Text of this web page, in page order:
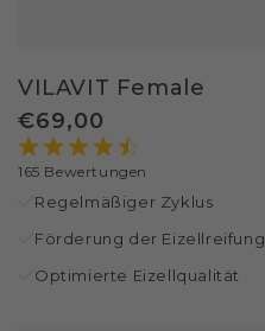
VILAVIT Female
Regulärer
Preis
€69,00
165 Bewertungen
Regelmäßiger Zyklus
Förderung der Eizellreifung
Optimierte Eizellqualität